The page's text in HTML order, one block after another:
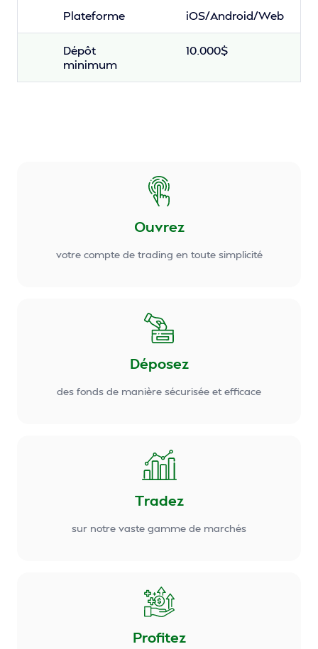
Plateforme iOS/Android/Web
Dépôt
minimum
10.000$
Ouvrez
votre compte de trading en toute simplicité
Déposez
des fonds de manière sécurisée et efficace
Tradez
sur notre vaste gamme de marchés
Profitez